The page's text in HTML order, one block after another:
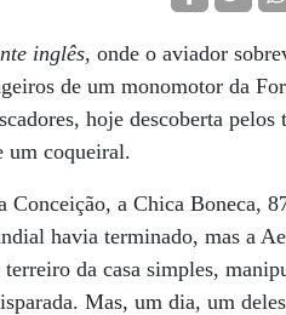
inglês, onde o aviador
de um monomotor da
hoje descoberta pelos
um coqueiral.
a Chica Boneca,
havia terminado, mas a
da casa simples,
Mas, um dia, um